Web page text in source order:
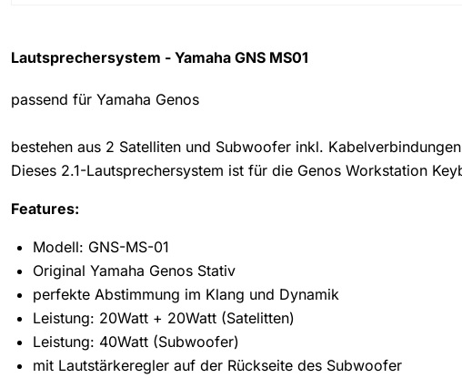
Lautsprechersystem - Yamaha GNS MS01
passend für Yamaha Genos
bestehen aus 2 Satelliten und Subwoofer inkl.
Dieses 2.1-Lautsprechersystem ist für die Genos Workstation
Features:
Modell: GNS-MS-01
Original Yamaha Genos Stativ
perfekte Abstimmung im Klang und Dynamik
Leistung: 20Watt + 20Watt (Satelitten)
Leistung: 40Watt (Subwoofer)
mit Lautstärkeregler auf der Rückseite des Subwoofer